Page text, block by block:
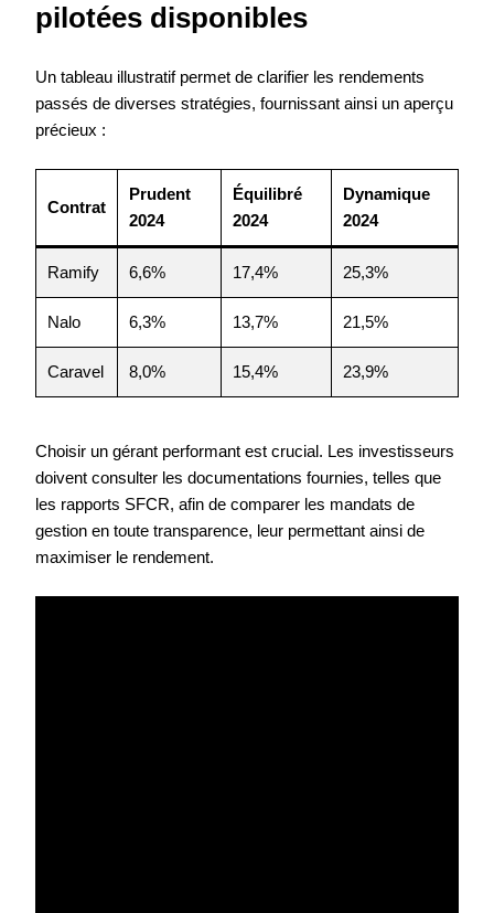
pilotées disponibles
Un tableau illustratif permet de clarifier les rendements
passés de diverses stratégies, fournissant ainsi un aperçu
précieux :
Contrat
Prudent
2024
Équilibré
2024
Dynamique
2024
Ramify 6,6% 17,4% 25,3%
Nalo 6,3% 13,7% 21,5%
Caravel 8,0% 15,4% 23,9%
Choisir un gérant performant est crucial. Les investisseurs
doivent consulter les documentations fournies, telles que
les rapports SFCR, afin de comparer les mandats de
gestion en toute transparence, leur permettant ainsi de
maximiser le rendement.